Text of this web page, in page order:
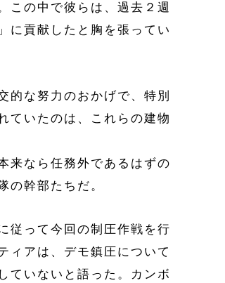
この中で彼らは、過去２週
に貢献したと胸を張ってい
的な努力のおかげで、特別
ていたのは、これらの建物
来なら任務外であるはずの
の幹部たちだ。
従って今回の制圧作戦を行
ィアは、デモ鎮圧について
ていないと語った。カンボ